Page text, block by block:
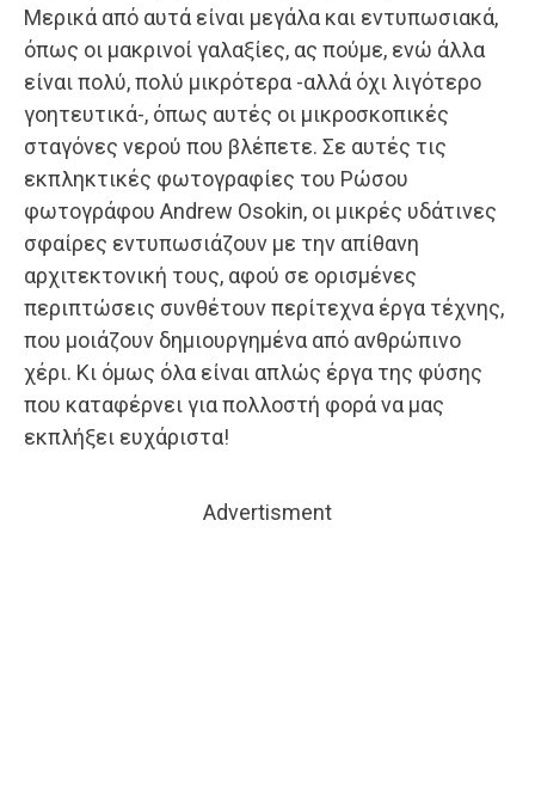
Μερικά από αυτά είναι μεγάλα και εντυπωσιακά,
όπως οι μακρινοί γαλαξίες, ας πούμε, ενώ άλλα
είναι πολύ, πολύ μικρότερα -αλλά όχι λιγότερο
γοητευτικά-, όπως αυτές οι μικροσκοπικές
σταγόνες νερού που βλέπετε. Σε αυτές τις
εκπληκτικές φωτογραφίες του Ρώσου
φωτογράφου Andrew Osokin, οι μικρές υδάτινες
σφαίρες εντυπωσιάζουν με την απίθανη
αρχιτεκτονική τους, αφού σε ορισμένες
περιπτώσεις συνθέτουν περίτεχνα έργα τέχνης,
που μοιάζουν δημιουργημένα από ανθρώπινο
χέρι. Κι όμως όλα είναι απλώς έργα της φύσης
που καταφέρνει για πολλοστή φορά να μας
εκπλήξει ευχάριστα!
Advertisment